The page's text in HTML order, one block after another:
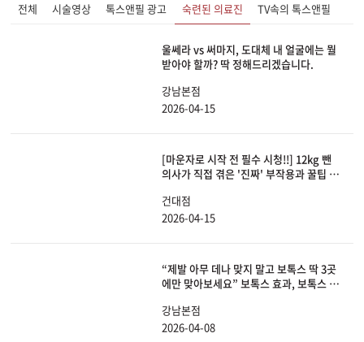
전체 시술영상 톡스앤필 광고 숙련된 의료진 TV속의 톡스앤필
울쎄라 vs 써마지, 도대체 내 얼굴에는 뭘
받아야 할까? 딱 정해드리겠습니다.
강남본점
2026-04-15
[마운자로 시작 전 필수 시청!!] 12kg 뺀
의사가 직접 겪은 '진짜' 부작용과 꿀팁 다
건대점
2026-04-15
“제발 아무 데나 맞지 말고 보톡스 딱 3곳
에만 맞아보세요” 보톡스 효과, 보톡스 부
곳까지 딱 알려드리겠습니다.
강남본점
2026-04-08